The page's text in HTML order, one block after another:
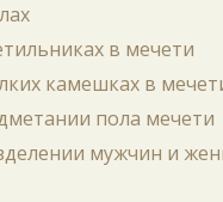
в мечети
камешках в
пола мечети
мужчин и